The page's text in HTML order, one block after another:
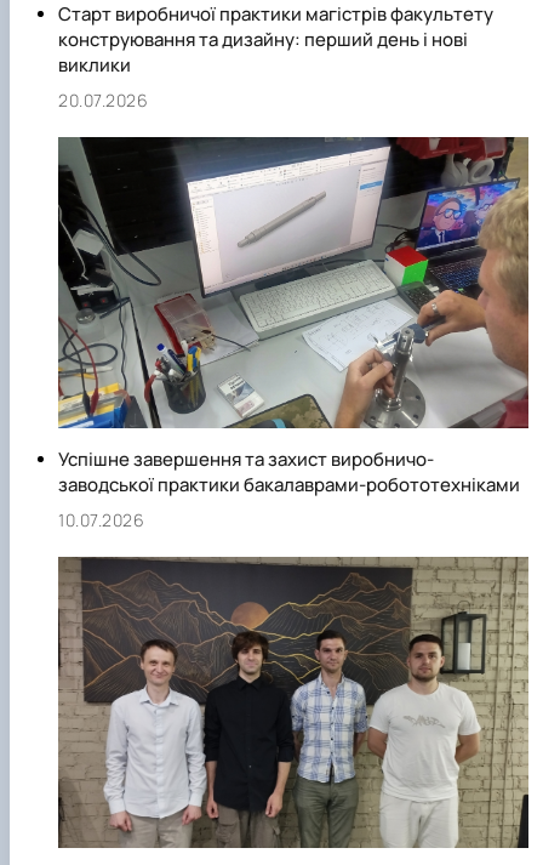
Старт виробничої практики магістрів факультету
конструювання та дизайну: перший день і нові
виклики
20.07.2026
Успішне завершення та захист виробничо-
заводської практики бакалаврами-робототехніками
10.07.2026